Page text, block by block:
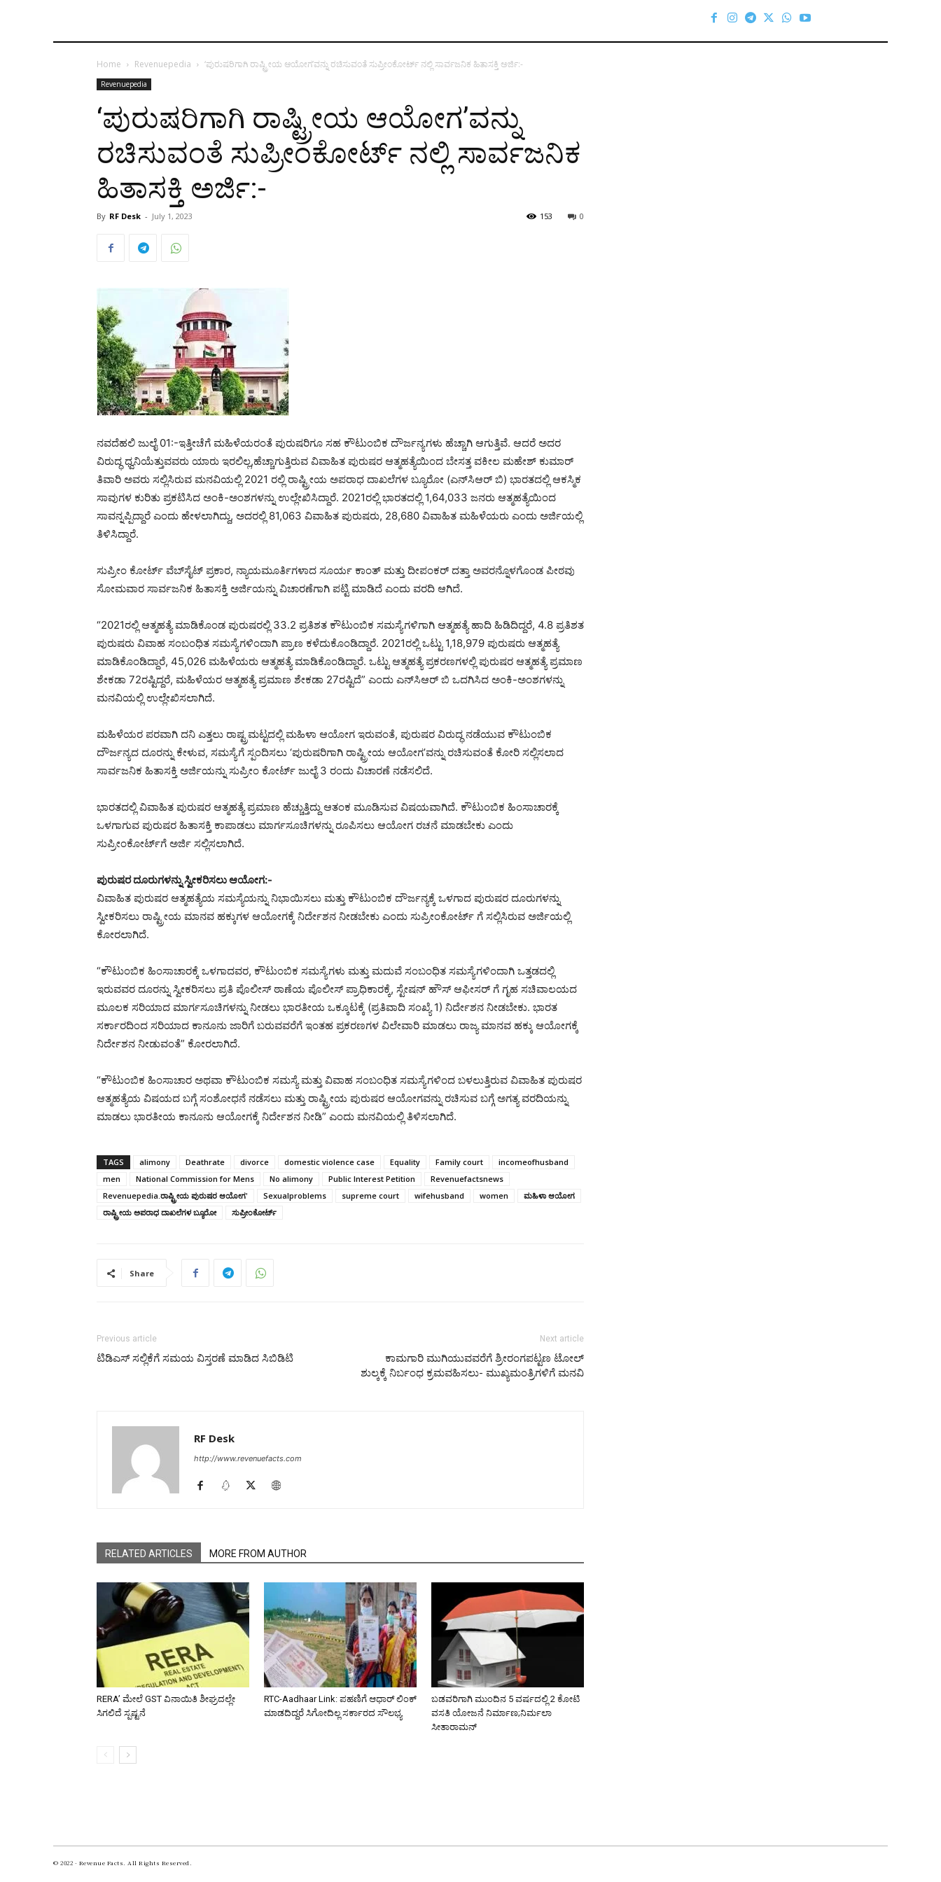
Home Revenuepedia ‘ಪುರುಷರಿಗಾಗಿ ರಾಷ್ಟ್ರೀಯ ಆಯೋಗ’ವನ್ನು ರಚಿಸುವಂತೆ ಸುಪ್ರೀಂಕೋರ್ಟ್ ‌ನಲ್ಲಿ ಸಾರ್ವಜನಿಕ ಹಿತಾಸಕ್ತಿ ಅರ್ಜಿ:-
Revenuepedia
‘ಪುರುಷರಿಗಾಗಿ ರಾಷ್ಟ್ರೀಯ ಆಯೋಗ’ವನ್ನು
ರಚಿಸುವಂತೆ ಸುಪ್ರೀಂಕೋರ್ಟ್ ‌ನಲ್ಲಿ ಸಾರ್ವಜನಿಕ
ಹಿತಾಸಕ್ತಿ ಅರ್ಜಿ:-
By RF Desk - July 1, 2023 0
153
ನವದೆಹಲಿ ಜುಲೈ 01:-ಇತ್ತೀಚೆಗೆ ಮಹಿಳೆಯರಂತೆ ಪುರುಷರಿಗೂ ಸಹ ಕೌಟುಂಬಿಕ ದೌರ್ಜನ್ಯಗಳು ಹೆಚ್ಚಾಗಿ ಆಗುತ್ತಿವೆ. ಆದರೆ ಅದರ
ವಿರುದ್ಧ ಧ್ವನಿಯೆತ್ತುವವರು ಯಾರು ಇರಲಿಲ್ಲ,ಹೆಚ್ಚಾಗುತ್ತಿರುವ ವಿವಾಹಿತ ಪುರುಷರ ಆತ್ಮಹತ್ಯೆಯಿಂದ ಬೇಸತ್ತ ವಕೀಲ ಮಹೇಶ್ ಕುಮಾರ್
ತಿವಾರಿ ಅವರು ಸಲ್ಲಿಸಿರುವ ಮನವಿಯಲ್ಲಿ 2021 ರಲ್ಲಿ ರಾಷ್ಟ್ರೀಯ ಅಪರಾಧ ದಾಖಲೆಗಳ ಬ್ಯೂರೋ (ಎನ್‌ಸಿಆರ್ ‌ಬಿ) ಭಾರತದಲ್ಲಿ ಆಕಸ್ಮಿಕ
ಸಾವುಗಳ ಕುರಿತು ಪ್ರಕಟಿಸಿದ ಅಂಕಿ-ಅಂಶಗಳನ್ನು ಉಲ್ಲೇಖಿಸಿದ್ದಾರೆ. 2021ರಲ್ಲಿ ಭಾರತದಲ್ಲಿ 1,64,033 ಜನರು ಆತ್ಮಹತ್ಯೆಯಿಂದ
ಸಾವನ್ನಪ್ಪಿದ್ದಾರೆ ಎಂದು ಹೇಳಲಾಗಿದ್ದು, ಅದರಲ್ಲಿ 81,063 ವಿವಾಹಿತ ಪುರುಷರು, 28,680 ವಿವಾಹಿತ ಮಹಿಳೆಯರು ಎಂದು ಅರ್ಜಿಯಲ್ಲಿ
ತಿಳಿಸಿದ್ದಾರೆ.
ಸುಪ್ರೀಂ ಕೋರ್ಟ್ ವೆಬ್‌ಸೈಟ್ ಪ್ರಕಾರ, ನ್ಯಾಯಮೂರ್ತಿಗಳಾದ ಸೂರ್ಯ ಕಾಂತ್ ಮತ್ತು ದೀಪಂಕರ್ ದತ್ತಾ ಅವರನ್ನೊಳಗೊಂಡ ಪೀಠವು
ಸೋಮವಾರ ಸಾರ್ವಜನಿಕ ಹಿತಾಸಕ್ತಿ ಅರ್ಜಿಯನ್ನು ವಿಚಾರಣೆಗಾಗಿ ಪಟ್ಟಿ ಮಾಡಿದೆ ಎಂದು ವರದಿ ಆಗಿದೆ.
“2021ರಲ್ಲಿ ಆತ್ಮಹತ್ಯೆ ಮಾಡಿಕೊಂಡ ಪುರುಷರಲ್ಲಿ 33.2 ಪ್ರತಿಶತ ಕೌಟುಂಬಿಕ ಸಮಸ್ಯೆಗಳಿಗಾಗಿ ಆತ್ಮಹತ್ಯೆ ಹಾದಿ ಹಿಡಿದಿದ್ದರೆ, 4.8 ಪ್ರತಿಶತ
ಪುರುಷರು ವಿವಾಹ ಸಂಬಂಧಿತ ಸಮಸ್ಯೆಗಳಿಂದಾಗಿ ಪ್ರಾಣ ಕಳೆದುಕೊಂಡಿದ್ದಾರೆ. 2021ರಲ್ಲಿ ಒಟ್ಟು 1,18,979 ಪುರುಷರು ಆತ್ಮಹತ್ಯೆ
ಮಾಡಿಕೊಂಡಿದ್ದಾರೆ, 45,026 ಮಹಿಳೆಯರು ಆತ್ಮಹತ್ಯೆ ಮಾಡಿಕೊಂಡಿದ್ದಾರೆ. ಒಟ್ಟು ಆತ್ಮಹತ್ಯೆ ಪ್ರಕರಣಗಳಲ್ಲಿ ಪುರುಷರ ಆತ್ಮಹತ್ಯೆ ಪ್ರಮಾಣ
ಶೇಕಡಾ 72ರಷ್ಟಿದ್ದರೆ, ಮಹಿಳೆಯರ ಆತ್ಮಹತ್ಯೆ ಪ್ರಮಾಣ ಶೇಕಡಾ 27ರಷ್ಟಿದೆ” ಎಂದು ಎನ್‌ಸಿಆರ್ ‌ಬಿ ಒದಗಿಸಿದ ಅಂಕಿ-ಅಂಶಗಳನ್ನು
ಮನವಿಯಲ್ಲಿ ಉಲ್ಲೇಖಿಸಲಾಗಿದೆ.
ಮಹಿಳೆಯರ ಪರವಾಗಿ ದನಿ ಎತ್ತಲು ರಾಷ್ಟ್ರಮಟ್ಟದಲ್ಲಿ ಮಹಿಳಾ ಆಯೋಗ ಇರುವಂತೆ, ಪುರುಷರ ವಿರುದ್ಧ ನಡೆಯುವ ಕೌಟುಂಬಿಕ
ದೌರ್ಜನ್ಯದ ದೂರನ್ನು ಕೇಳುವ, ಸಮಸ್ಯೆಗೆ ಸ್ಪಂದಿಸಲು ‘ಪುರುಷರಿಗಾಗಿ ರಾಷ್ಟ್ರೀಯ ಆಯೋಗ’ವನ್ನು ರಚಿಸುವಂತೆ ಕೋರಿ ಸಲ್ಲಿಸಲಾದ
ಸಾರ್ವಜನಿಕ ಹಿತಾಸಕ್ತಿ ಅರ್ಜಿಯನ್ನು ಸುಪ್ರೀಂ ಕೋರ್ಟ್ ಜುಲೈ 3 ರಂದು ವಿಚಾರಣೆ ನಡೆಸಲಿದೆ.
ಭಾರತದಲ್ಲಿ ವಿವಾಹಿತ ಪುರುಷರ ಆತ್ಮಹತ್ಯೆ ಪ್ರಮಾಣ ಹೆಚ್ಚುತ್ತಿದ್ದು ಆತಂಕ ಮೂಡಿಸುವ ವಿಷಯವಾಗಿದೆ. ಕೌಟುಂಬಿಕ ಹಿಂಸಾಚಾರಕ್ಕೆ
ಒಳಗಾಗುವ ಪುರುಷರ ಹಿತಾಸಕ್ತಿ ಕಾಪಾಡಲು ಮಾರ್ಗಸೂಚಿಗಳನ್ನು ರೂಪಿಸಲು ಆಯೋಗ ರಚನೆ ಮಾಡಬೇಕು ಎಂದು
ಸುಪ್ರೀಂಕೋರ್ಟ್‌ಗೆ ಅರ್ಜಿ ಸಲ್ಲಿಸಲಾಗಿದೆ.
ಪುರುಷರ ದೂರುಗಳನ್ನು ಸ್ವೀಕರಿಸಲು ಆಯೋಗ:-
ವಿವಾಹಿತ ಪುರುಷರ ಆತ್ಮಹತ್ಯೆಯ ಸಮಸ್ಯೆಯನ್ನು ನಿಭಾಯಿಸಲು ಮತ್ತು ಕೌಟುಂಬಿಕ ದೌರ್ಜನ್ಯಕ್ಕೆ ಒಳಗಾದ ಪುರುಷರ ದೂರುಗಳನ್ನು
ಸ್ವೀಕರಿಸಲು ರಾಷ್ಟ್ರೀಯ ಮಾನವ ಹಕ್ಕುಗಳ ಆಯೋಗಕ್ಕೆ ನಿರ್ದೇಶನ ನೀಡಬೇಕು ಎಂದು ಸುಪ್ರೀಂಕೋರ್ಟ್ ‌ಗೆ ಸಲ್ಲಿಸಿರುವ ಅರ್ಜಿಯಲ್ಲಿ
ಕೋರಲಾಗಿದೆ.
“ಕೌಟುಂಬಿಕ ಹಿಂಸಾಚಾರಕ್ಕೆ ಒಳಗಾದವರ, ಕೌಟುಂಬಿಕ ಸಮಸ್ಯೆಗಳು ಮತ್ತು ಮದುವೆ ಸಂಬಂಧಿತ ಸಮಸ್ಯೆಗಳಿಂದಾಗಿ ಒತ್ತಡದಲ್ಲಿ
ಇರುವವರ ದೂರನ್ನು ಸ್ವೀಕರಿಸಲು ಪ್ರತಿ ಪೊಲೀಸ್ ಠಾಣೆಯ ಪೊಲೀಸ್ ಪ್ರಾಧಿಕಾರಕ್ಕೆ, ಸ್ಟೇಷನ್ ಹೌಸ್ ಆಫೀಸರ್ ‌ಗೆ ಗೃಹ ಸಚಿವಾಲಯದ
ಮೂಲಕ ಸರಿಯಾದ ಮಾರ್ಗಸೂಚಿಗಳನ್ನು ನೀಡಲು ಭಾರತೀಯ ಒಕ್ಕೂಟಕ್ಕೆ (ಪ್ರತಿವಾದಿ ಸಂಖ್ಯೆ 1) ನಿರ್ದೇಶನ ನೀಡಬೇಕು. ಭಾರತ
ಸರ್ಕಾರದಿಂದ ಸರಿಯಾದ ಕಾನೂನು ಜಾರಿಗೆ ಬರುವವರೆಗೆ ಇಂತಹ ಪ್ರಕರಣಗಳ ವಿಲೇವಾರಿ ಮಾಡಲು ರಾಜ್ಯ ಮಾನವ ಹಕ್ಕು ಆಯೋಗಕ್ಕೆ
ನಿರ್ದೇಶನ ನೀಡುವಂತೆ” ಕೋರಲಾಗಿದೆ.
“ಕೌಟುಂಬಿಕ ಹಿಂಸಾಚಾರ ಅಥವಾ ಕೌಟುಂಬಿಕ ಸಮಸ್ಯೆ ಮತ್ತು ವಿವಾಹ ಸಂಬಂಧಿತ ಸಮಸ್ಯೆಗಳಿಂದ ಬಳಲುತ್ತಿರುವ ವಿವಾಹಿತ ಪುರುಷರ
ಆತ್ಮಹತ್ಯೆಯ ವಿಷಯದ ಬಗ್ಗೆ ಸಂಶೋಧನೆ ನಡೆಸಲು ಮತ್ತು ರಾಷ್ಟ್ರೀಯ ಪುರುಷರ ಆಯೋಗವನ್ನು ರಚಿಸುವ ಬಗ್ಗೆ ಅಗತ್ಯ ವರದಿಯನ್ನು
ಮಾಡಲು ಭಾರತೀಯ ಕಾನೂನು ಆಯೋಗಕ್ಕೆ ನಿರ್ದೇಶನ ನೀಡಿ” ಎಂದು ಮನವಿಯಲ್ಲಿ ತಿಳಿಸಲಾಗಿದೆ.
TAGS alimony Deathrate divorce domestic violence case Equality Family court
incomeofhusband
men
National Commission for Mens No alimony Public Interest Petition
Revenuefactsnews
Revenuepedia.ರಾಷ್ಟ್ರೀಯ ಪುರುಷರ ಆಯೋಗ'
Sexualproblems supreme court wifehusband women
ಮಹಿಳಾ ಆಯೋಗ
ರಾಷ್ಟ್ರೀಯ ಅಪರಾಧ ದಾಖಲೆಗಳ ಬ್ಯೂರೋ
ಸುಪ್ರೀಂಕೋರ್ಟ್
Share
Previous article
ಟಿಡಿಎಸ್‌ ಸಲ್ಲಿಕೆಗೆ ಸಮಯ ವಿಸ್ತರಣೆ ಮಾಡಿದ ಸಿಬಿಡಿಟಿ
Next article
ಕಾಮಗಾರಿ ಮುಗಿಯುವವರೆಗೆ ಶ್ರೀರಂಗಪಟ್ಟಣ ಟೋಲ್
ಶುಲ್ಕಕ್ಕೆ ನಿರ್ಬಂಧ ಕ್ರಮವಹಿಸಲು- ಮುಖ್ಯಮಂತ್ರಿಗಳಿಗೆ ಮನವಿ
RF Desk
http://www.revenuefacts.com
RELATED ARTICLES MORE FROM AUTHOR
RERA’ ಮೇಲೆ GST ವಿನಾಯಿತಿ ಶೀಘ್ರದಲ್ಲೇ
ಸಿಗಲಿದೆ ಸ್ಪಷ್ಟನೆ
RTC-Aadhaar Link: ಪಹಣಿಗೆ ಆಧಾರ್ ಲಿಂಕ್
ಮಾಡದಿದ್ದರೆ ಸಿಗೋದಿಲ್ಲ ಸರ್ಕಾರದ ಸೌಲಭ್ಯ
ಬಡವರಿಗಾಗಿ ಮುಂದಿನ 5 ವರ್ಷದಲ್ಲಿ 2 ಕೋಟಿ
ವಸತಿ ಯೋಜನೆ ನಿರ್ಮಾಣ;ನಿರ್ಮಲಾ
ಸೀತಾರಾಮನ್
© 2022 - Revenue Facts. All Rights Reserved.